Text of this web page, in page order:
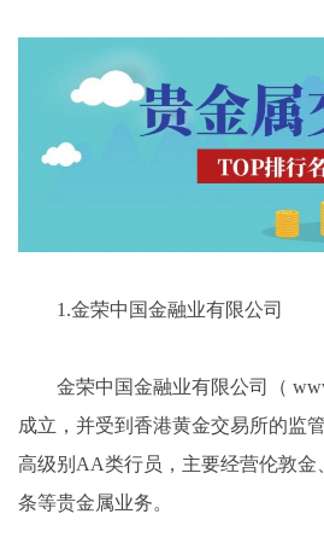
1.金荣中国金融业有限公司
金荣中国金融业有限公司（
成立，并受到香港黄金交易所的监
高级别AA类行员，主要经营伦敦金
条等贵金属业务。